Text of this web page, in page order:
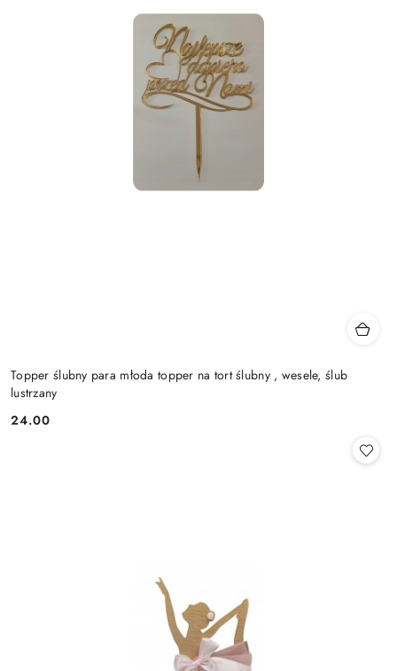
Topper ślubny para młoda topper na tort ślubny , wesele, ślub
lustrzany
Cena:
24.00